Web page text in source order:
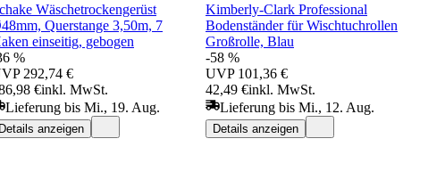
Wäschetrockengerüst
Querstange 3,50m, 7
einseitig, gebogen
%
292,74 €
€inkl. MwSt.
Lieferung bis Mi., 19. Aug.
Details anzeigen
Kimberly-Clark Professional
Bodenständer für Wischtuchrollen
Großrolle, Blau
-58 %
UVP 101,36 €
42,49 €inkl. MwSt.
Lieferung bis Mi., 12. Aug.
Details anzeigen